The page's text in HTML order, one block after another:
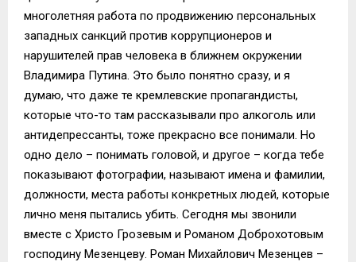
многолетняя работа по продвижению персональных
западных санкций против коррупционеров и
нарушителей прав человека в ближнем окружении
Владимира Путина. Это было понятно сразу, и я
думаю, что даже те кремлевские пропагандисты,
которые что-то там рассказывали про алкоголь или
антидепрессанты, тоже прекрасно все понимали. Но
одно дело – понимать головой, и другое – когда тебе
показывают фотографии, называют имена и фамилии,
должности, места работы конкретных людей, которые
лично меня пытались убить. Сегодня мы звонили
вместе с Христо Грозевым и Романом Доброхотовым
господину Мезенцеву. Роман Михайлович Мезенцев –